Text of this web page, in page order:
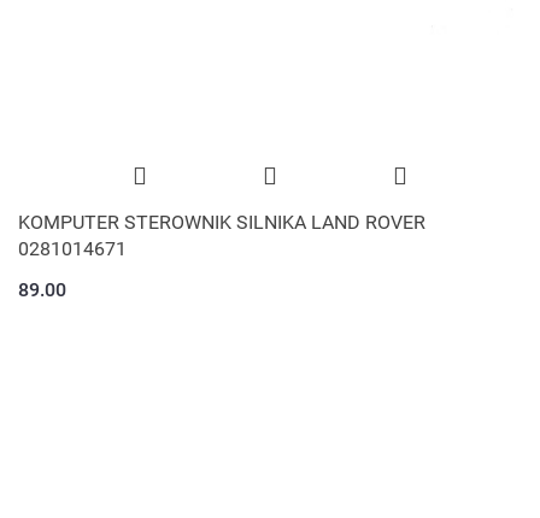
KOMPUTER STEROWNIK SILNIKA LAND ROVER
0281014671
89.00